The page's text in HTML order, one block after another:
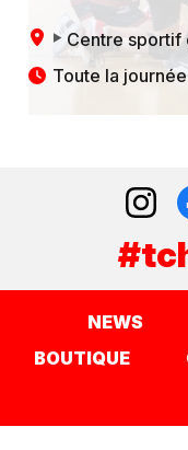
Centre sportif
Toute la journée
NEWS
BOUTIQUE